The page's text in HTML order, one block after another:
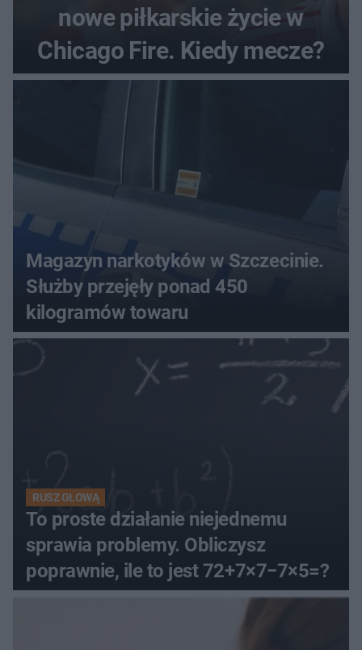
nowe piłkarskie życie w
Chicago Fire. Kiedy mecze?
Magazyn narkotyków w Szczecinie.
Służby przejęły ponad 450
kilogramów towaru
RUSZ GŁOWĄ
To proste działanie niejednemu
sprawia problemy. Obliczysz
poprawnie, ile to jest 72+7×7−7×5=?